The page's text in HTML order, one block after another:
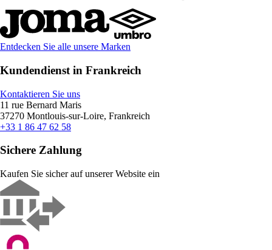
Entdecken Sie alle unsere Marken
Kundendienst in Frankreich
Kontaktieren Sie uns
11 rue Bernard Maris
37270 Montlouis-sur-Loire, Frankreich
+33 1 86 47 62 58
Sichere Zahlung
Kaufen Sie sicher auf unserer Website ein